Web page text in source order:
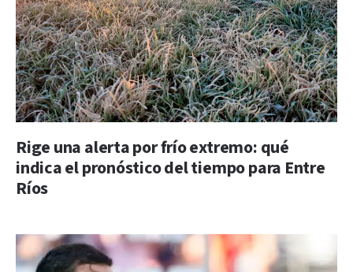
Rige una alerta por frío extremo: qué
indica el pronóstico del tiempo para Entre
Ríos